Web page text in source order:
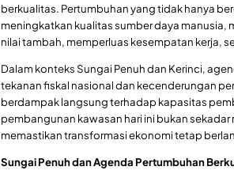
berkualitas. Pertumbuhan yang tidak hanya
meningkatkan kualitas sumber daya
nilai tambah, memperluas kesempatan kerja,
Dalam konteks Sungai Penuh dan Kerinci,
tekanan fiskal nasional dan kecenderungan
berdampak langsung terhadap kapasitas
pembangunan kawasan hari ini bukan
memastikan transformasi ekonomi tetap
Sungai Penuh dan Agenda Pertumbuhan